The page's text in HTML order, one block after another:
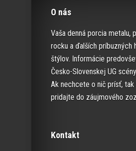
O nás
Vaša denná porcia metalu,
rocku a ďalších príbuzných
štýlov. Informácie
Česko-Slovenskej UG
Ak nechcete o nič prísť, tak
pridajte do záujmového
Kontakt